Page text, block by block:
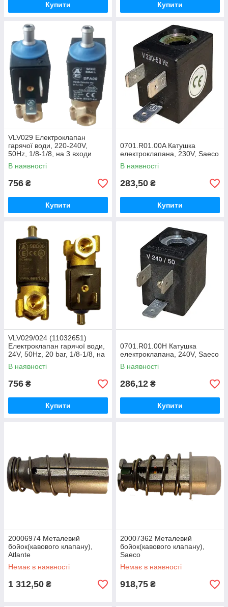
Купити Купити
VLV029 Електроклапан
гарячої води, 220-240V,
50Hz, 1/8-1/8, на 3 входи
В наявності
756 ₴
Купити
0701.R01.00A Катушка
електроклапана, 230V, Saeco
В наявності
283,50 ₴
Купити
VLV029/024 (11032651)
Електроклапан гарячої води,
24V, 50Hz, 20 bar, 1/8-1/8, на
3 входи
В наявності
756 ₴
Купити
0701.R01.00H Катушка
електроклапана, 240V, Saeco
В наявності
286,12 ₴
Купити
20006974 Металевий
бойок(кавового клапану),
Atlante
Немає в наявності
1 312,50 ₴
20007362 Металевий
бойок(кавового клапану),
Saeco
Немає в наявності
918,75 ₴